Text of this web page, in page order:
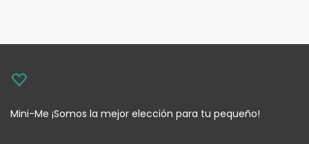
Mini-Me ¡Somos la mejor elección para tu pequeño!